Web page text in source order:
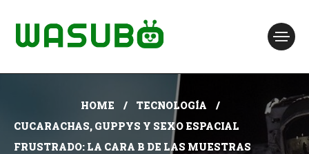
HOME
TECNOLOGÍA
CUCARACHAS, GUPPYS Y SEXO ESPACIAL
FRUSTRADO: LA CARA B DE LAS MUESTRAS